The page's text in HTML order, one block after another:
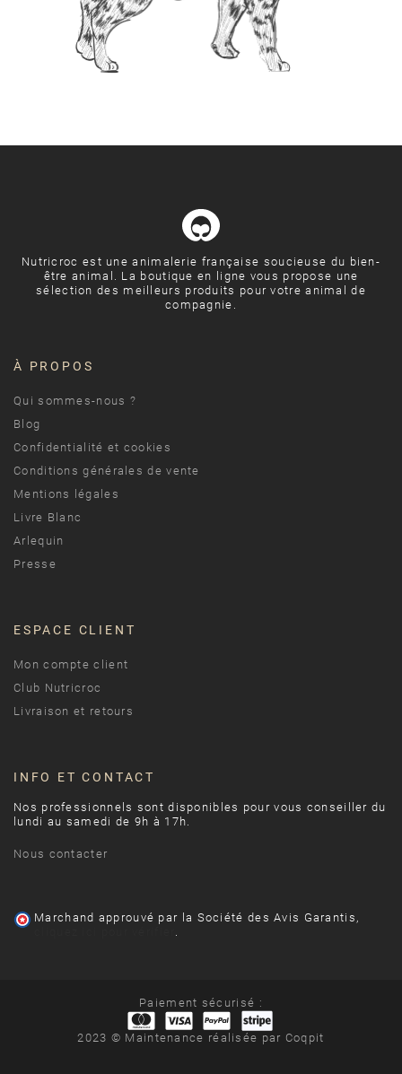
Nutricroc est une animalerie française soucieuse du bien-
être animal. La boutique en ligne vous propose une
sélection des meilleurs produits pour votre animal de
compagnie.
À PROPOS
Qui sommes-nous ?
Blog
Confidentialité et cookies
Conditions générales de vente
Mentions légales
Livre Blanc
Arlequin
Presse
ESPACE CLIENT
Mon compte client
Club Nutricroc
Livraison et retours
INFO ET CONTACT
Nos professionnels sont disponibles pour vous conseiller du
lundi au samedi de 9h à 17h.
Nous contacter
Marchand approuvé par la Société des Avis Garantis,
.
2023 © Maintenance réalisée par Coqpit
Paiement sécurisé :